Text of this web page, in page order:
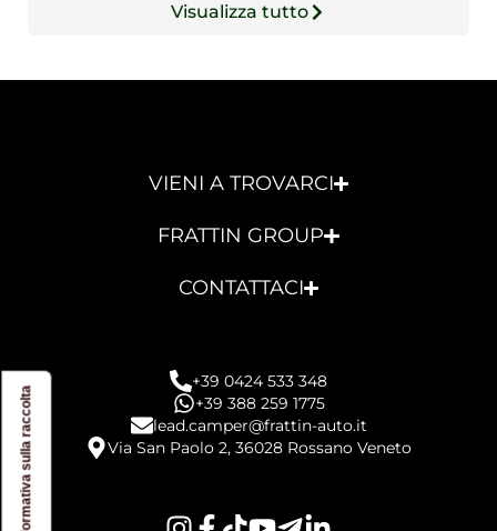
Visualizza tutto
VIENI A TROVARCI
FRATTIN GROUP
CONTATTACI
+39 0424 533 348
+39 388 259 1775
lead.camper@frattin-auto.it
Via San Paolo 2, 36028 Rossano Veneto
Informativa sulla raccolta